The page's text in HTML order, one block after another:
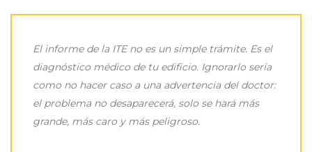
El informe de la ITE no es un simple trámite. Es el
diagnóstico médico de tu edificio. Ignorarlo sería
como no hacer caso a una advertencia del doctor:
el problema no desaparecerá, solo se hará más
grande, más caro y más peligroso.